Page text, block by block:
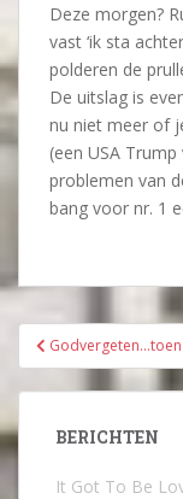
Deze morgen?
vast ‘ik sta
polderen de
De uitslag is
nu niet meer of
(een USA
problemen van
bang voor nr. 1
Bericht
navigatie
Godvergeten…toen
BERICHTEN
It Got To Be